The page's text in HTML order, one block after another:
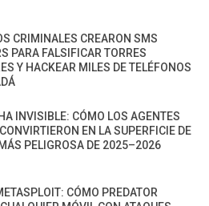
CRIMINALES CREARON SMS
PARA FALSIFICAR TORRES
Y HACKEAR MILES DE TELÉFONOS
INVISIBLE: CÓMO LOS AGENTES
EN LA SUPERFICIE DE
PELIGROSA DE 2025–2026
CÓMO PREDATOR